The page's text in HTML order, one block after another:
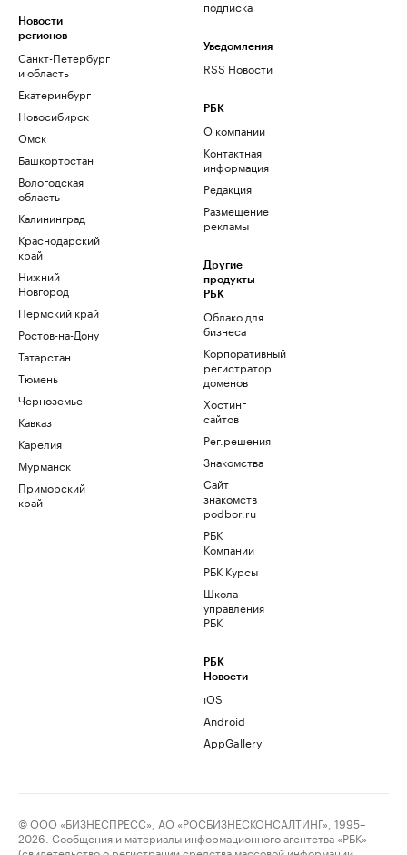
Новости
регионов
Санкт-Петербург
и область
Екатеринбург
Новосибирск
Омск
Башкортостан
Вологодская
область
Калининград
Краснодарский
край
Нижний
Новгород
Пермский край
Ростов-на-Дону
Татарстан
Тюмень
Черноземье
Кавказ
Карелия
Мурманск
Приморский
край
подписка
Уведомления
RSS Новости
РБК
О компании
Контактная
информация
Редакция
Размещение
рекламы
Другие
продукты
РБК
Облако для
бизнеса
Корпоративный
регистратор
доменов
Хостинг
сайтов
Рег.решения
Знакомства
Сайт
знакомств
podbor.ru
РБК
Компании
РБК Курсы
Школа
управления
РБК
РБК
Новости
iOS
Android
AppGallery
© ООО «БИЗНЕСПРЕСС», АО «РОСБИЗНЕСКОНСАЛТИНГ», 1995–
2026. Сообщения и материалы информационного агентства «РБК»